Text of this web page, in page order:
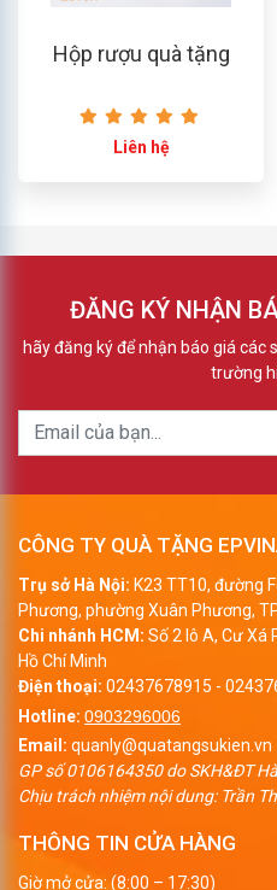
Hộp rượu quà tặng
Liên hệ
ĐĂNG KÝ NHẬN
hãy đăng ký để nhận báo giá
trường
CÔNG TY QUÀ TẶNG
Trụ sở Hà Nội: K23 TT10, đường
Phương, phường Xuân Phương,
Chi nhánh HCM: Số 2 lô A, Cư Xá
Hồ Chí Minh
Điện thoại: 02437678915 -
Hotline: 0903296006
Email: quanly@quatangsukien.vn
GP số 0106164350 do SKH&ĐT
Chịu trách nhiệm nội dung: Trần
THÔNG TIN CỬA HÀNG
Giờ mở cửa: (8:00 – 17:30)